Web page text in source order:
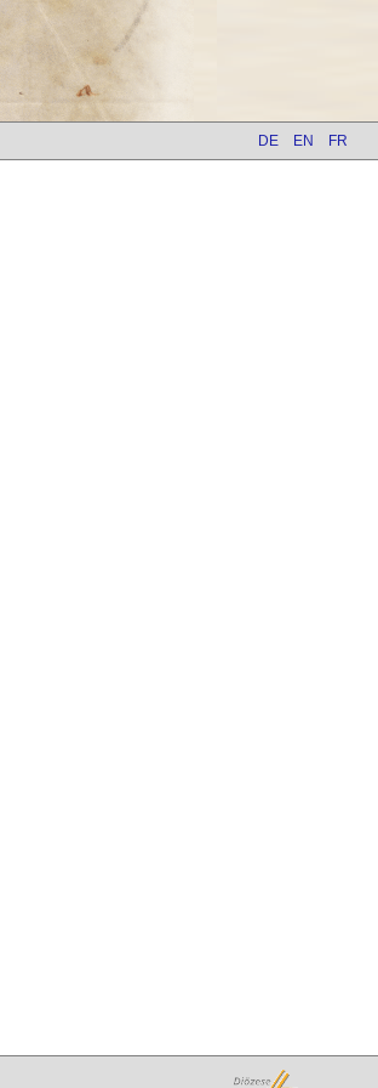
DE EN FR